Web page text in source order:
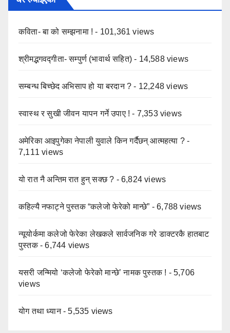
कविता- बा को सम्झनामा ! - 101,361 views
श्रीमद्भगवद्गीता- सम्पुर्ण (भावार्थ सहित) - 14,588 views
सम्बन्ध बिच्छेद अभिसाप हो या बरदान ? - 12,248 views
स्वास्थ र सुखी जीवन यापन गर्ने उपाए ! - 7,353 views
अमेरिका आइपुगेका नेपाली युवाले किन गर्दैछन् आत्महत्या ? -
7,111 views
यो रात नै अन्तिम रात हुन् सक्छ ? - 6,824 views
कहिल्यै नफाट्ने पुस्तक “कलेजो फेरेको मान्छे” - 6,788 views
न्यूयोर्कमा कलेजो फेरेका लेखकले सार्वजनिक गरे डाक्टरकै हातबाट
पुस्तक- 6,744 views
यसरी जन्मियो ‘कलेजो फेरेको मान्छे’ नामक पुस्तक ! - 5,706
views
योग तथा ध्यान- 5,535 views